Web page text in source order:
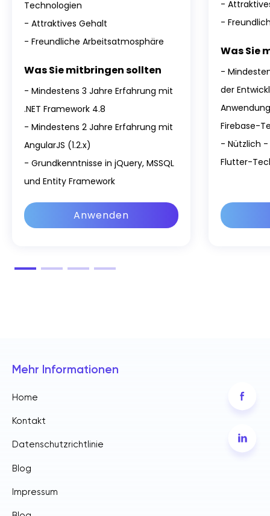
Technologien
- Attraktives Gehalt
- Freundliche Arbeitsatmosphäre
Was Sie mitbringen sollten
- Mindestens 3 Jahre Erfahrung mit
.NET Framework 4.8
- Mindestens 2 Jahre Erfahrung mit
AngularJS (1.2.x)
- Grundkenntnisse in jQuery, MSSQL
und Entity Framework
Anwenden
-
-
Was Sie
-
der
Firebase-
- Nützlich -
Flutter-
Mehr Informationen
Home
Kontakt
Datenschutzrichtlinie
Blog
Impressum